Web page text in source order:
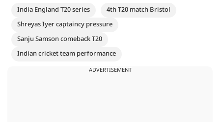
India England T20 series
4th T20 match Bristol
Shreyas Iyer captaincy pressure
Sanju Samson comeback T20
Indian cricket team performance
ADVERTISEMENT